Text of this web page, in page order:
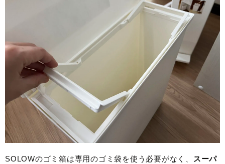
SOLOWのゴミ箱は専用のゴミ袋を使う必要がなく、
スーパ